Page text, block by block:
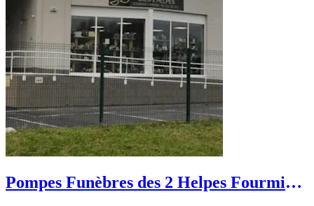
Pompes Funèbres des 2 Helpes Fourmies